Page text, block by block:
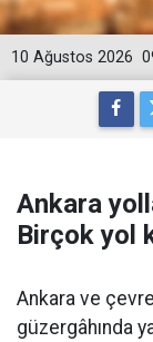
10 Ağustos 2026
Ankara
Birçok yol
Ankara ve
güzergâhında